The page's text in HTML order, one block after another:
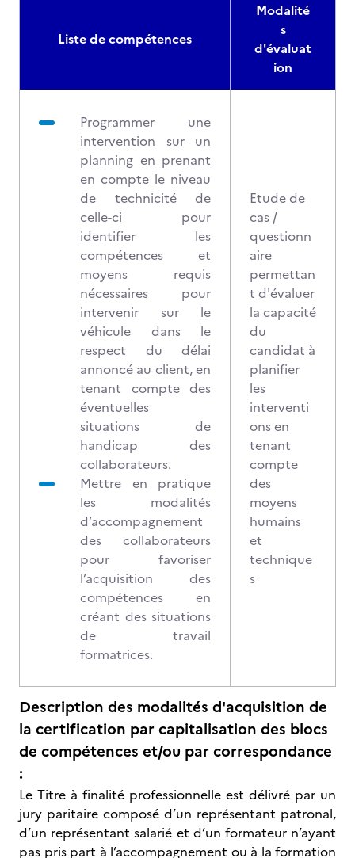
Liste de compétences
Modalité
s
d'évaluat
ion
Programmer une
intervention sur un
planning en prenant
en compte le niveau
de technicité de
celle-ci pour
identifier les
compétences et
moyens requis
nécessaires pour
intervenir sur le
véhicule dans le
respect du délai
annoncé au client, en
tenant compte des
éventuelles
situations de
handicap des
collaborateurs.
Mettre en pratique
les modalités
d’accompagnement
des collaborateurs
pour favoriser
l’acquisition des
compétences en
créant des situations
de travail
formatrices.
Etude de
cas /
questionn
aire
permettan
t d'évaluer
la capacité
du
candidat à
planifier
les
interventi
ons en
tenant
compte
des
moyens
humains
et
technique
s
Description des modalités d'acquisition de
la certification par capitalisation des blocs
de compétences et/ou par correspondance
:
Le Titre à finalité professionnelle est délivré par un
jury paritaire composé d’un représentant patronal,
d’un représentant salarié et d’un formateur n’ayant
pas pris part à l’accompagnement ou à la formation